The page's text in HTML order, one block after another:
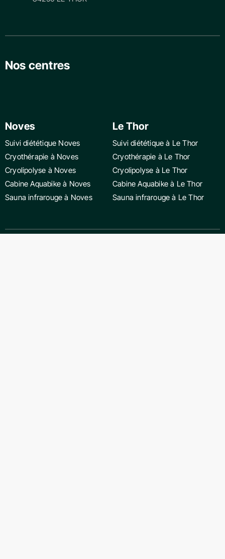
Nos centres
Noves
Suivi diététique Noves
Cryothérapie à Noves
Cryolipolyse à Noves
Cabine Aquabike à Noves
Sauna infrarouge à Noves
Le Thor
Suivi diététique à Le Thor
Cryothérapie à Le Thor
Cryolipolyse à Le Thor
Cabine Aquabike à Le Thor
Sauna infrarouge à Le Thor